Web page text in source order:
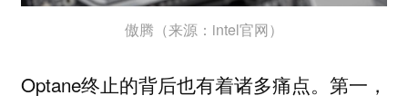
傲腾（来源：intel官网）
Optane终止的背后也有着诸多痛点。第一，